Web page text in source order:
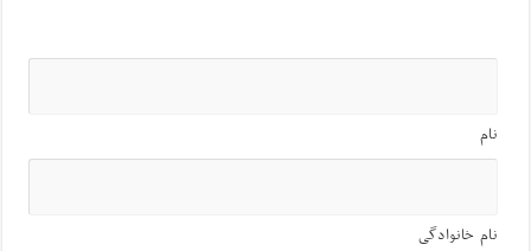
نام
نام خانوادگی